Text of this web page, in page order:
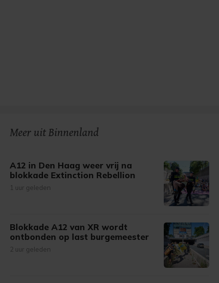
Meer uit Binnenland
A12 in Den Haag weer vrij na
blokkade Extinction Rebellion
1 uur geleden
Blokkade A12 van XR wordt
ontbonden op last burgemeester
2 uur geleden